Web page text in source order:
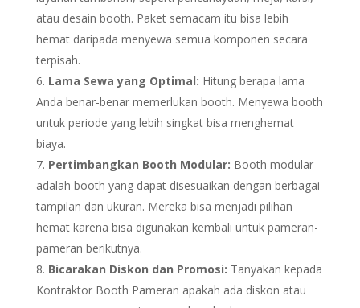
atau desain booth. Paket semacam itu bisa lebih
hemat daripada menyewa semua komponen secara
terpisah.
Lama Sewa yang Optimal: Hitung berapa lama
Anda benar-benar memerlukan booth. Menyewa booth
untuk periode yang lebih singkat bisa menghemat
biaya.
Pertimbangkan Booth Modular: Booth modular
adalah booth yang dapat disesuaikan dengan berbagai
tampilan dan ukuran. Mereka bisa menjadi pilihan
hemat karena bisa digunakan kembali untuk pameran-
pameran berikutnya.
Bicarakan Diskon dan Promosi: Tanyakan kepada
Kontraktor Booth Pameran apakah ada diskon atau